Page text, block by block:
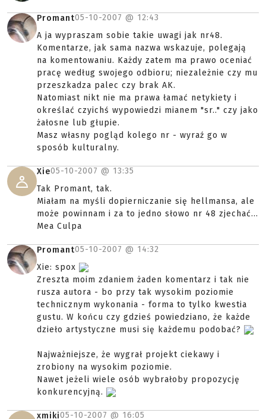
Promant05-10-2007 @ 12:43
A ja wypraszam sobie takie uwagi jak nr48.
Komentarze, jak sama nazwa wskazuje, polegają
na komentowaniu. Każdy zatem ma prawo oceniać
pracę według swojego odbioru; niezależnie czy mu
przeszkadza palec czy brak AK.
Natomiast nikt nie ma prawa łamać netykiety i
określać czyichś wypowiedzi mianem "sr.." czy jako
żałosne lub głupie.
Masz własny pogląd kolego nr - wyraź go w
sposób kulturalny.
Xie05-10-2007 @ 13:35
Tak Promant, tak.
Miałam na myśli dopierniczanie się hellmansa, ale
może powinnam i za to jedno słowo nr 48 zjechać...
Mea Culpa
Promant05-10-2007 @ 14:32
Xie: spox
Zreszta moim zdaniem żaden komentarz i tak nie
rusza autora - bo przy tak wysokim poziomie
technicznym wykonania - forma to tylko kwestia
gustu. W końcu czy gdzieś powiedziano, że każde
dzieło artystyczne musi się każdemu podobać?
Najważniejsze, że wygrał projekt ciekawy i
zrobiony na wysokim poziomie.
Nawet jeżeli wiele osób wybrałoby propozycję
konkurencyjną.
xmiki05-10-2007 @ 16:05